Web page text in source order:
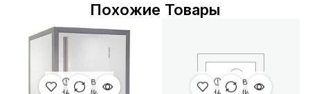
Похожие Товары
НЕТ В
НАЛИЧИИ
НЕТ В
НАЛИЧИИ